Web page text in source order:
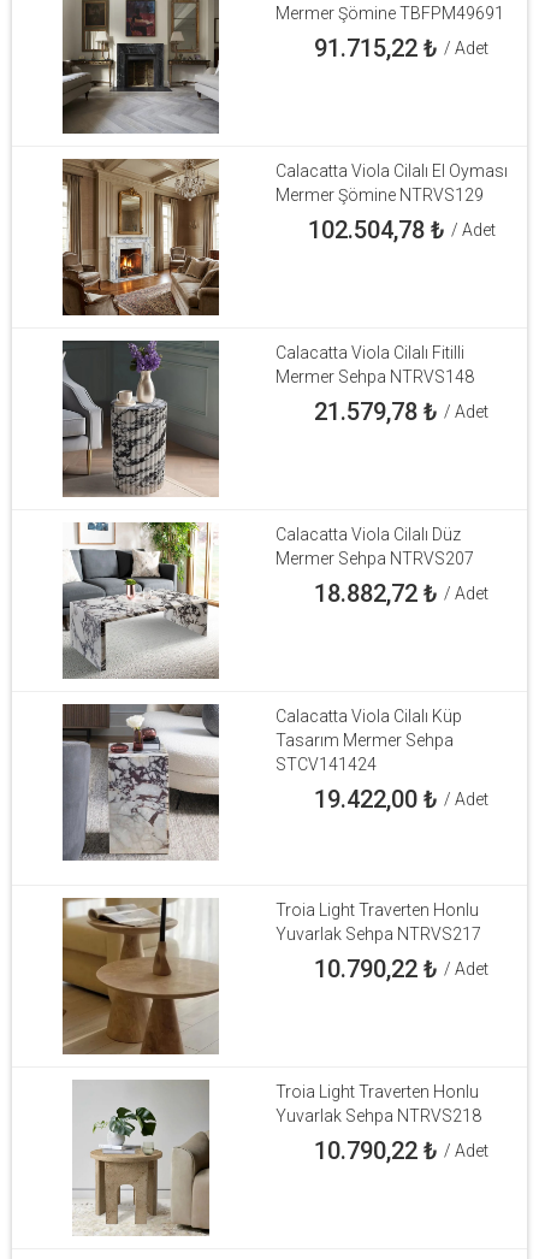
Mermer Şömine TBFPM49691
91.715,22 ₺ / Adet
Calacatta Viola Cilalı El Oyması
Mermer Şömine NTRVS129
102.504,78₺ / Adet
Calacatta Viola Cilalı Fitilli
Mermer Sehpa NTRVS148
21.579,78 ₺ / Adet
Calacatta Viola Cilalı Düz
Mermer Sehpa NTRVS207
18.882,72 ₺ / Adet
Calacatta Viola Cilalı Küp
Tasarım Mermer Sehpa
STCV141424
19.422,00 ₺ / Adet
Troia Light Traverten Honlu
Yuvarlak Sehpa NTRVS217
10.790,22 ₺ / Adet
Troia Light Traverten Honlu
Yuvarlak Sehpa NTRVS218
10.790,22 ₺ / Adet